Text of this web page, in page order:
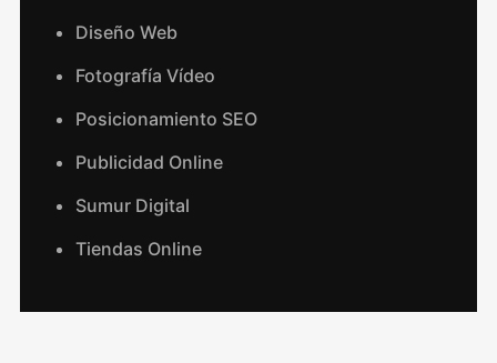
Diseño Web
Fotografía Vídeo
Posicionamiento SEO
Publicidad Online
Sumur Digital
Tiendas Online